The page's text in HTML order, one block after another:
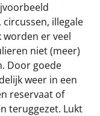
illegale
er veel
niet (meer)
Door goede
weer in een
reservaat of
teruggezet. Lukt